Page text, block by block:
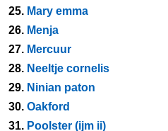
25. Mary emma
26. Menja
27. Mercuur
28. Neeltje cornelis
29. Ninian paton
30. Oakford
31. Poolster (ijm ii)